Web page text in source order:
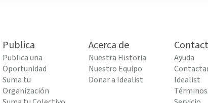
Publica
Publica una
Oportunidad
Suma tu
Organización
Acerca de
Nuestra Historia
Nuestro Equipo
Donar a Idealist
Ayuda
Idealist